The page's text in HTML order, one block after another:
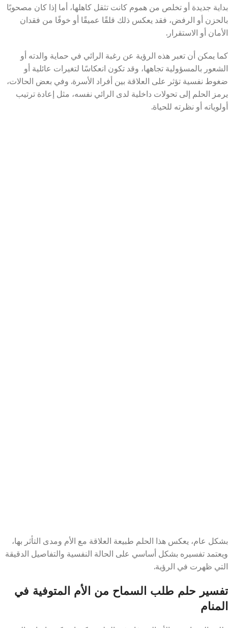
بداية جديدة أو تخلص من هموم كانت تثقل كاهلها، أما إذا كان مصحوبًا
بالحزن أو الرفض، فقد يعكس ذلك قلقًا عميقًا أو خوفًا من فقدان
الأمان أو الاستقرار.
كما يمكن أن تعبر هذه الرؤية عن رغبة الرائي في حماية والدته أو
الشعور بالمسؤولية تجاهها، وقد تكون انعكاسًا لتغيرات عائلية أو
ضغوط نفسية تؤثر على العلاقة بين أفراد الأسرة. وفي بعض الحالات،
يرمز الحلم إلى تحولات داخلية لدى الرائي نفسه، مثل إعادة ترتيب
أولوياته أو نظرته للحياة.
بشكل عام، يعكس هذا الحلم طبيعة العلاقة مع الأم ومدى التأثر بها،
ويعتمد تفسيره بشكل أساسي على الحالة النفسية والتفاصيل الدقيقة
التي ظهرت في الرؤية.
تفسير حلم طلب السماح من الأم المتوفية في
المنام